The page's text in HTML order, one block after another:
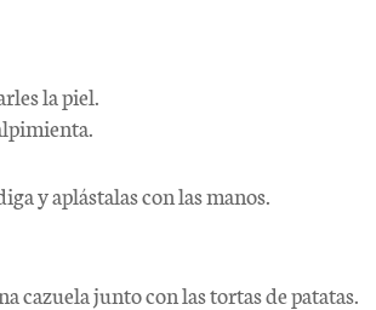
la piel.
y aplástalas con las manos.
cazuela junto con las tortas de patatas.